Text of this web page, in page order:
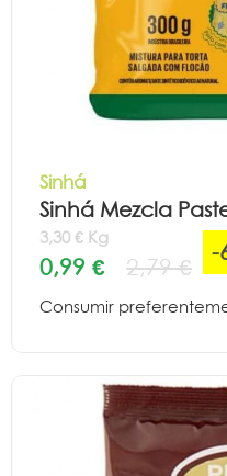
Sinhá
Sinhá Mezcla
3,30 € Kg
0,99 € 2,79 €
-
Consumir